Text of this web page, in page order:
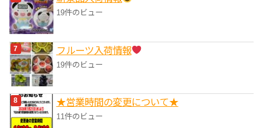
19件のビュー
フルーツ入荷情報
19件のビュー
★営業時間の変更について★
11件のビュー